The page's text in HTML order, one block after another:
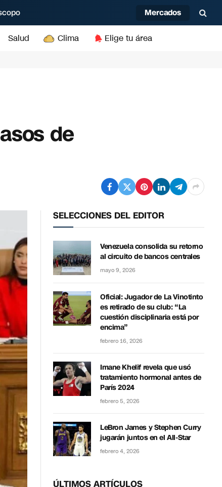
Mercados
Salud Clima Elige tu área
de
SELECCIONES DEL EDITOR
Venezuela consolida su retorno
al circuito de bancos centrales
mayo 9, 2026
Oficial: Jugador de La Vinotinto
es retirado de su club: “La
cuestión disciplinaria está por
encima”
febrero 16, 2026
Imane Khelif revela que usó
tratamiento hormonal antes de
París 2024
febrero 5, 2026
LeBron James y Stephen Curry
jugarán juntos en el All-Star
febrero 4, 2026
ÚLTIMOS ARTÍCULOS